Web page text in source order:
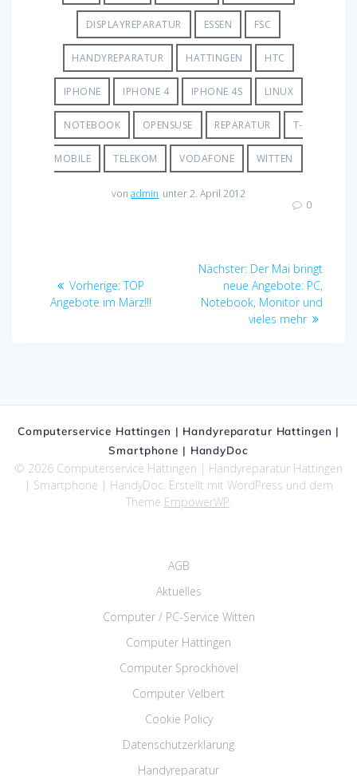
DISPLAYREPARATUR ESSEN FSC
HANDYREPARATUR HATTINGEN HTC
IPHONE IPHONE 4 IPHONE 4S LINUX
NOTEBOOK OPENSUSE REPARATUR T-
MOBILE TELEKOM VODAFONE WITTEN
vonadmin unter 2. April 2012
0
Beitragsnavigation
Vorherige:Vorheriger
Beitrag:
TOP
Angebote im März!!!
Nächster: Nächster
Beitrag:
Der Mai bringt
neue Angebote: PC,
Notebook, Monitor und
vieles mehr
Computerservice Hattingen | Handyreparatur Hattingen |
Smartphone | HandyDoc
© 2026 Computerservice Hattingen | Handyreparatur Hattingen
| Smartphone | HandyDoc. Erstellt mit WordPress und dem
Theme EmpowerWP.
AGB
Aktuelles
Computer / PC-Service Witten
Computer Hattingen
Computer Sprockhövel
Computer Velbert
Cookie Policy
Datenschutzerklärung
Handyreparatur